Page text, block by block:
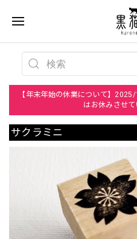
【年末年始の休業について】
はお休みさせて
サクラミニ